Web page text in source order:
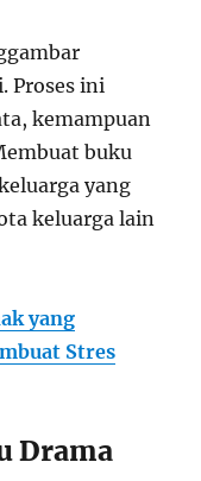
Proses ini
kemampuan
buku
yang
keluarga lain
yang
Stres
Drama